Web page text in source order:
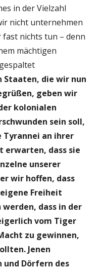
in der Vielzahl
nicht unternehmen
nichts tun – denn
mächtigen
Staaten, die wir nun
geben wir
kolonialen
sein soll,
an ihrer
erwarten, dass sie
unserer
wir hoffen, dass
Freiheit
dass in der
vom Tiger
zu gewinnen,
Jenen
und Dörfern des